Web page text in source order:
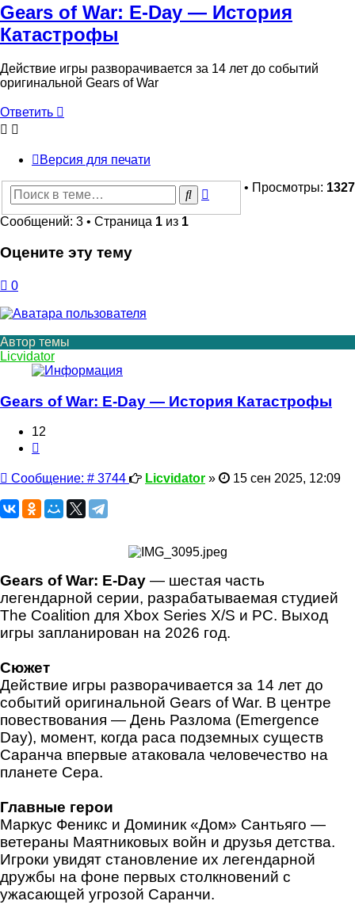
Gears of War: E-Day — История
Катастрофы
Действие игры разворачивается за 14 лет до событий
оригинальной Gears of War
Ответить
Версия для печати
• Просмотры: 1327
ПоискРасширенный
Сообщений: 3 • Страница 1 из 1
Оцените эту тему
0
Автор темы
Licvidator
Gears of War: E-Day — История Катастрофы
12
Сообщение: # 3744 Сообщение
Licvidator » 15 сен 2025, 12:09
Gears of War: E-Day — шестая часть
легендарной серии, разрабатываемая студией
The Coalition для Xbox Series X/S и PC. Выход
игры запланирован на 2026 год.
Сюжет
Действие игры разворачивается за 14 лет до
событий оригинальной Gears of War. В центре
повествования — День Разлома (Emergence
Day), момент, когда раса подземных существ
Саранча впервые атаковала человечество на
планете Сера.
Главные герои
Маркус Феникс и Доминик «Дом» Сантьяго —
ветераны Маятниковых войн и друзья детства.
Игроки увидят становление их легендарной
дружбы на фоне первых столкновений с
ужасающей угрозой Саранчи.